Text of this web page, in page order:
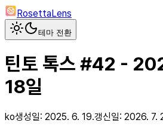
RosettaLens
테마 전환
틴토 톡스 #42 -
18일
ko생성일: 2025. 6. 19.갱신일: 2026. 7.